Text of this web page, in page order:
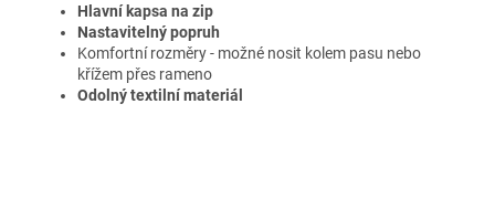
Hlavní kapsa na zip
Nastavitelný popruh
Komfortní rozměry - možné nosit kolem pasu nebo
křížem přes rameno
Odolný textilní materiál